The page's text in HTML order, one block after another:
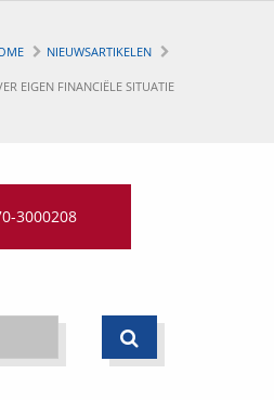
NIEUWSARTIKELEN
EIGEN FINANCIËLE SITUATIE
3000208